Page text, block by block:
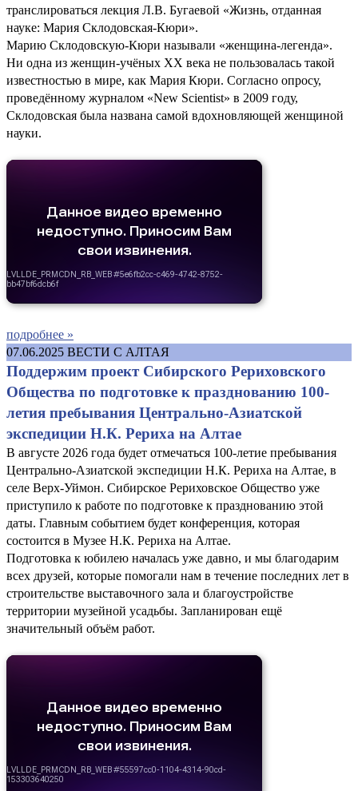
транслироваться лекция Л.В. Бугаевой «Жизнь, отданная
науке: Мария Склодовская-Кюри».
Марию Склодовскую-Кюри называли «женщина-легенда».
Ни одна из женщин-учёных XX века не пользовалась такой
известностью в мире, как Мария Кюри. Согласно опросу,
проведённому журналом «New Scientist» в 2009 году,
Склодовская была названа самой вдохновляющей женщиной
науки.
подробнее »
07.06.2025 ВЕСТИ С АЛТАЯ
Поддержим проект Сибирского Рериховского
Общества по подготовке к празднованию 100-
летия пребывания Центрально-Азиатской
экспедиции Н.К. Рериха на Алтае
В августе 2026 года будет отмечаться 100-летие пребывания
Центрально-Азиатской экспедиции Н.К. Рериха на Алтае, в
селе Верх-Уймон. Сибирское Рериховское Общество уже
приступило к работе по подготовке к празднованию этой
даты. Главным событием будет конференция, которая
состоится в Музее Н.К. Рериха на Алтае.
Подготовка к юбилею началась уже давно, и мы благодарим
всех друзей, которые помогали нам в течение последних лет в
строительстве выставочного зала и благоустройстве
территории музейной усадьбы. Запланирован ещё
значительный объём работ.